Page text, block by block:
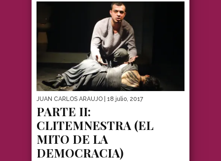
JUAN CARLOS ARAUJO | 18 julio, 2017
PARTE II:
CLITEMNESTRA (EL
MITO DE LA
DEMOCRACIA)